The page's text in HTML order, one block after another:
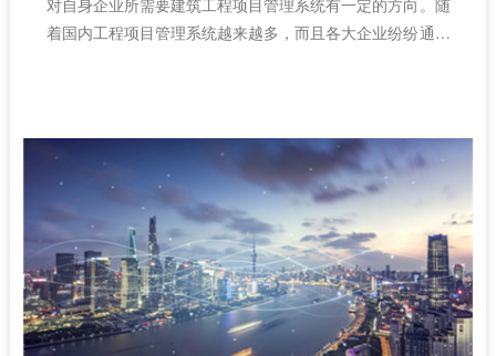
对自身企业所需要建筑工程项目管理系统有一定的方向。随
着国内工程项目管理系统越来越多，而且各大企业纷纷通过